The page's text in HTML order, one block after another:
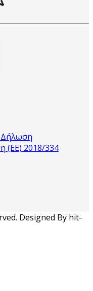
Δήλωση
(ΕΕ) 2018/334
Designed By hit-